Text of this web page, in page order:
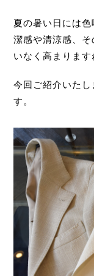
夏の暑い日には
潔感や清涼感、
いなく高まります
今回ご紹介いた
す。